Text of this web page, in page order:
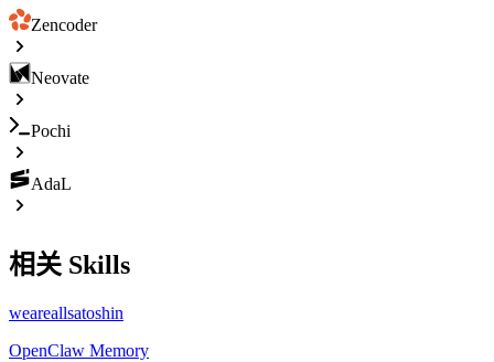
Zencoder
Neovate
Pochi
AdaL
相关 Skills
weareallsatoshin
OpenClaw Memory